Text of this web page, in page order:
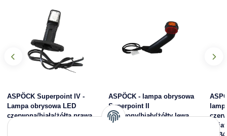
ASPÖCK Superpoint IV -
Lampa obrysowa LED
czerwona/biała/żółta prawa
ASPÖCK - lampa obrysowa
Superpoint II
czerwony/biały/żółty lewa